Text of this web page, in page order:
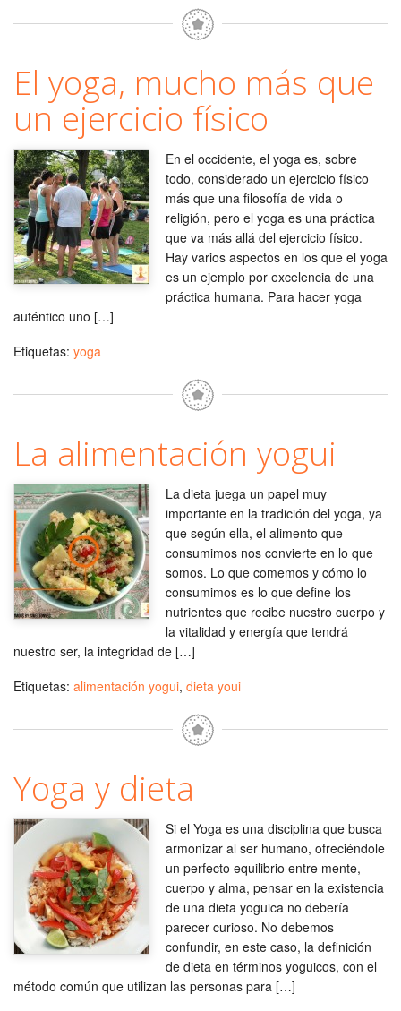
El yoga, mucho más que
un ejercicio físico
En el occidente, el yoga es, sobre
todo, considerado un ejercicio físico
más que una filosofía de vida o
religión, pero el yoga es una práctica
que va más allá del ejercicio físico.
Hay varios aspectos en los que el yoga
es un ejemplo por excelencia de una
práctica humana. Para hacer yoga
auténtico uno […]
Etiquetas: yoga
La alimentación yogui
La dieta juega un papel muy
importante en la tradición del yoga, ya
que según ella, el alimento que
consumimos nos convierte en lo que
somos. Lo que comemos y cómo lo
consumimos es lo que define los
nutrientes que recibe nuestro cuerpo y
la vitalidad y energía que tendrá
nuestro ser, la integridad de […]
Etiquetas: alimentación yogui, dieta youi
Yoga y dieta
Si el Yoga es una disciplina que busca
armonizar al ser humano, ofreciéndole
un perfecto equilibrio entre mente,
cuerpo y alma, pensar en la existencia
de una dieta yoguica no debería
parecer curioso. No debemos
confundir, en este caso, la definición
de dieta en términos yoguicos, con el
método común que utilizan las personas para […]